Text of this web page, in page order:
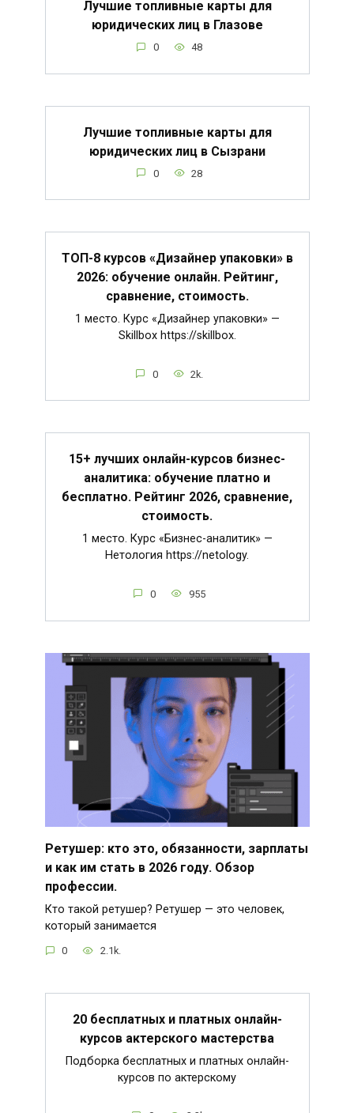
Лучшие топливные карты для
юридических лиц в Глазове
0 48
Лучшие топливные карты для
юридических лиц в Сызрани
0 28
ТОП-8 курсов «Дизайнер упаковки» в
2026: обучение онлайн. Рейтинг,
сравнение, стоимость.
1 место. Курс «Дизайнер упаковки» —
Skillbox https://skillbox.
0 2k.
15+ лучших онлайн-курсов бизнес-
аналитика: обучение платно и
бесплатно. Рейтинг 2026, сравнение,
стоимость.
1 место. Курс «Бизнес-аналитик» —
Нетология https://netology.
0 955
Ретушер: кто это, обязанности, зарплаты
и как им стать в 2026 году. Обзор
профессии.
Кто такой ретушер? Ретушер — это человек,
который занимается
0 2.1k.
20 бесплатных и платных онлайн-
курсов актерского мастерства
Подборка бесплатных и платных онлайн-
курсов по актерскому